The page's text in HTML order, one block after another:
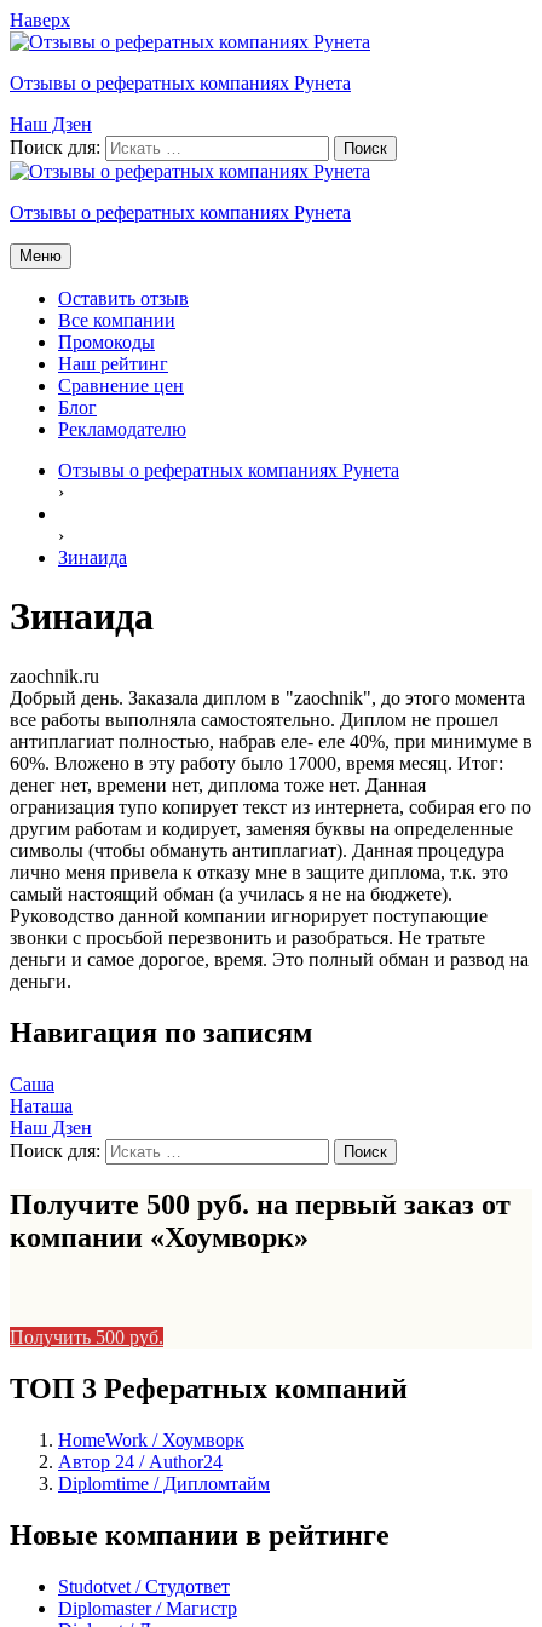
Наверх
Отзывы о рефератных компаниях Рунета
Наш Дзен
Поиск для:
Отзывы о рефератных компаниях Рунета
Меню
Оставить отзыв
Все компании
Промокоды
Наш рейтинг
Сравнение цен
Блог
Рекламодателю
Отзывы о рефератных компаниях Рунета
›
›
Зинаида
Зинаида
zaochnik.ru
Добрый день. Заказала диплом в "zaochnik", до этого момента
все работы выполняла самостоятельно. Диплом не прошел
антиплагиат полностью, набрав еле- еле 40%, при минимуме в
60%. Вложено в эту работу было 17000, время месяц. Итог:
денег нет, времени нет, диплома тоже нет. Данная
огранизация тупо копирует текст из интернета, собирая его по
другим работам и кодирует, заменяя буквы на определенные
символы (чтобы обмануть антиплагиат). Данная процедура
лично меня привела к отказу мне в защите диплома, т.к. это
самый настоящий обман (а училась я не на бюджете).
Руководство данной компании игнорирует поступающие
звонки с просьбой перезвонить и разобраться. Не тратьте
деньги и самое дорогое, время. Это полный обман и развод на
деньги.
Навигация по записям
Саша
Наташа
Наш Дзен
Поиск для:
Получите 500 руб. на первый заказ от
компании «Хоумворк»
Получить 500 руб.
ТОП 3 Рефератных компаний
HomeWork / Хоумворк
Автор 24 / Author24
Diplomtime / Дипломтайм
Новые компании в рейтинге
Studotvet / Студответ
Diplomaster / Магистр